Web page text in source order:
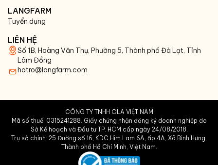
LANGFARM
Tuyển dụng
LIÊN HỆ
Số 1B, Hoàng Văn Thụ, Phường 5, Thành phố Đà Lạt, Tỉnh
Lâm Đồng
hotro@langfarm.com
CÔNG TY TNHH OLA VIỆT NAM
Mã số thuế: 0315241288. Giấy chứng nhận đăng ký doanh nghiệp do
Sở Kế hoạch và Đầu tư TP. HCM cấp ngày 24/08/2018.
Trụ sở chính: 25 Đường số 16, KDC Him Lam 6A, ấp 4A, Xã Bình Hưng,
Thành phố Hồ Chí Minh, Việt Nam.